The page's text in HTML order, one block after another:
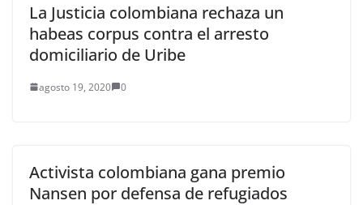
La Justicia colombiana rechaza un
habeas corpus contra el arresto
domiciliario de Uribe
agosto 19, 2020 0
Activista colombiana gana premio
Nansen por defensa de refugiados